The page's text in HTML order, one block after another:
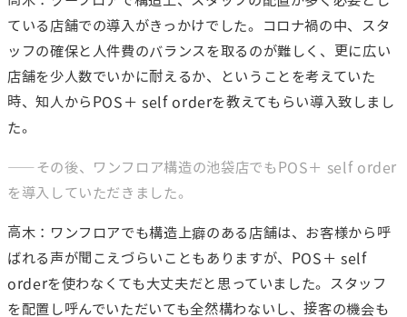
ている店舗での導入がきっかけでした。コロナ禍の中、スタ
ッフの確保と人件費のバランスを取るのが難しく、更に広い
店舗を少人数でいかに耐えるか、ということを考えていた
時、知人からPOS＋ self orderを教えてもらい導入致しまし
た。
――その後、ワンフロア構造の池袋店でもPOS＋ self order
を導入していただきました。
高木：ワンフロアでも構造上癖のある店舗は、お客様から呼
ばれる声が聞こえづらいこともありますが、POS＋ self
orderを使わなくても大丈夫だと思っていました。スタッフ
を配置し呼んでいただいても全然構わないし、接客の機会も